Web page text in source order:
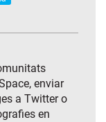
enviar
a Twitter o
en